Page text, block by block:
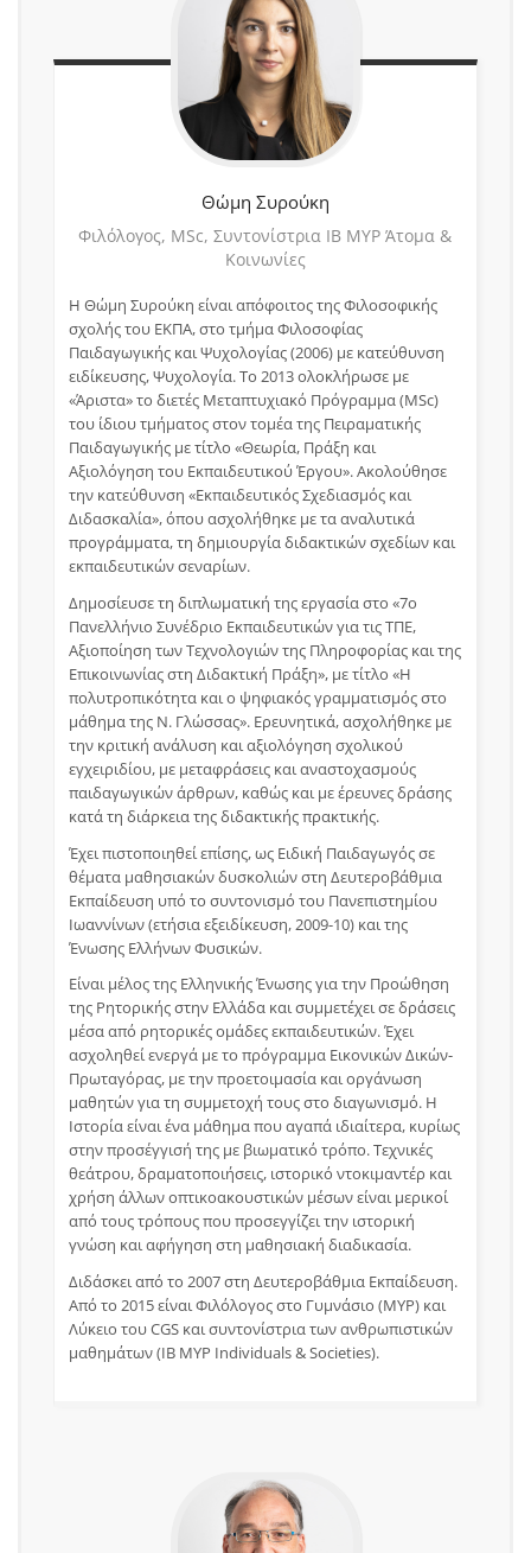
Θώμη Συρούκη
Φιλόλογος, MSc, Συντονίστρια ΙΒ ΜΥΡ Άτομα &
Κοινωνίες
H Θώμη Συρούκη είναι απόφοιτος της Φιλοσοφικής
σχολής του ΕΚΠΑ, στο τμήμα Φιλοσοφίας
Παιδαγωγικής και Ψυχολογίας (2006) με κατεύθυνση
ειδίκευσης, Ψυχολογία. Το 2013 ολοκλήρωσε με
«Άριστα» το διετές Μεταπτυχιακό Πρόγραμμα (MSc)
του ίδιου τμήματος στον τομέα της Πειραματικής
Παιδαγωγικής με τίτλο «Θεωρία, Πράξη και
Αξιολόγηση του Εκπαιδευτικού Έργου». Ακολούθησε
την κατεύθυνση «Εκπαιδευτικός Σχεδιασμός και
Διδασκαλία», όπου ασχολήθηκε με τα αναλυτικά
προγράμματα, τη δημιουργία διδακτικών σχεδίων και
εκπαιδευτικών σεναρίων.
Δημοσίευσε τη διπλωματική της εργασία στο «7ο
Πανελλήνιο Συνέδριο Εκπαιδευτικών για τις ΤΠΕ,
Αξιοποίηση των Τεχνολογιών της Πληροφορίας και της
Επικοινωνίας στη Διδακτική Πράξη», με τίτλο «Η
πολυτροπικότητα και ο ψηφιακός γραμματισμός στο
μάθημα της Ν. Γλώσσας». Ερευνητικά, ασχολήθηκε με
την κριτική ανάλυση και αξιολόγηση σχολικού
εγχειριδίου, με μεταφράσεις και αναστοχασμούς
παιδαγωγικών άρθρων, καθώς και με έρευνες δράσης
κατά τη διάρκεια της διδακτικής πρακτικής.
Έχει πιστοποιηθεί επίσης, ως Ειδική Παιδαγωγός σε
θέματα μαθησιακών δυσκολιών στη Δευτεροβάθμια
Εκπαίδευση υπό το συντονισμό του Πανεπιστημίου
Ιωαννίνων (ετήσια εξειδίκευση, 2009-10) και της
Ένωσης Ελλήνων Φυσικών.
Είναι μέλος της Ελληνικής Ένωσης για την Προώθηση
της Ρητορικής στην Ελλάδα και συμμετέχει σε δράσεις
μέσα από ρητορικές ομάδες εκπαιδευτικών. Έχει
ασχοληθεί ενεργά με το πρόγραμμα Εικονικών Δικών-
Πρωταγόρας, με την προετοιμασία και οργάνωση
μαθητών για τη συμμετοχή τους στο διαγωνισμό. Η
Ιστορία είναι ένα μάθημα που αγαπά ιδιαίτερα, κυρίως
στην προσέγγισή της με βιωματικό τρόπο. Τεχνικές
θεάτρου, δραματοποιήσεις, ιστορικό ντοκιμαντέρ και
χρήση άλλων οπτικοακουστικών μέσων είναι μερικοί
από τους τρόπους που προσεγγίζει την ιστορική
γνώση και αφήγηση στη μαθησιακή διαδικασία.
Διδάσκει από το 2007 στη Δευτεροβάθμια Εκπαίδευση.
Από το 2015 είναι Φιλόλογος στο Γυμνάσιο (MYP) και
Λύκειο του CGS και συντονίστρια των ανθρωπιστικών
μαθημάτων (IB MYP Individuals & Societies).